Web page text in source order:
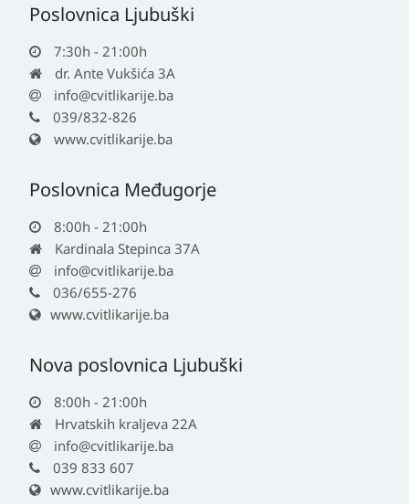
Poslovnica Ljubuški
7:30h - 21:00h
dr. Ante Vukšića 3A
info@cvitlikarije.ba
039/832-826
www.cvitlikarije.ba
Poslovnica Međugorje
8:00h - 21:00h
Kardinala Stepinca 37A
info@cvitlikarije.ba
036/655-276
www.cvitlikarije.ba
Nova poslovnica Ljubuški
8:00h - 21:00h
Hrvatskih kraljeva 22A
info@cvitlikarije.ba
039 833 607
www.cvitlikarije.ba